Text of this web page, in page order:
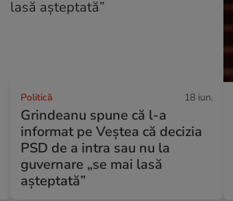
Politică 18 iun.
Grindeanu spune că l-a
informat pe Veștea că decizia
PSD de a intra sau nu la
guvernare „se mai lasă
așteptată”